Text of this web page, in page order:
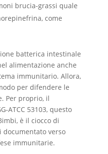
brucia-grassi quale
come
batterica intestinale
alimentazione anche
immunitario. Allora,
per difendere le
Per proprio, il
ATCC 53103, questo
è il ciocco di
documentato verso
immunitarie.